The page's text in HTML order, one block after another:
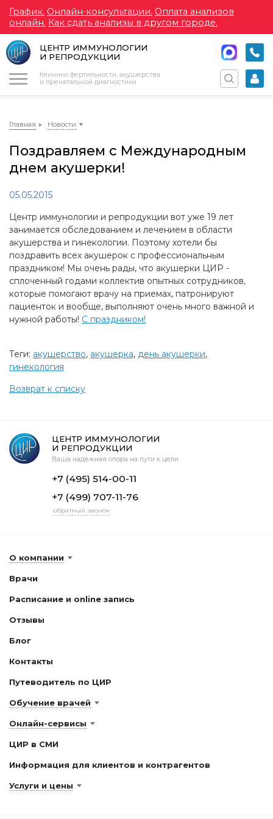
График. Онлайн-консультации. Оплата анализов
онлайн. Как сдать анализы в другом городе.
ЦЕНТР ИММУНОЛОГИИ
И РЕПРОДУКЦИИ
Клиники фертильности, акушерства
и пренатальной диагностики
Главная Новости
Поздравляем с Международным
днем акушерки!
05.05.2015
Центр иммунологии и репродукции вот уже 19 лет
занимается обследованием и лечением в области
акушерства и гинекологии. Поэтому хотели бы
поздравить всех акушерок с профессиональным
праздником! Мы очень рады, что акушерки ЦИР -
сплоченный годами коллектив опытных сотрудников,
которые помогают врачу на приемах, патронируют
пациенток и вообще, выполняют очень много важной и
нужной работы! С праздником!
Теги: акушерство, акушерка, день акушерки,
гинекология
Возврат к списку
ЦЕНТР ИММУНОЛОГИИ
И РЕПРОДУКЦИИ
Ваша надежная опора на пути к цели
+7 (495) 514-00-11
+7 (499) 707-11-76
обратный звонок
О компании
Врачи
Расписание и online запись
Отзывы
Блог
Контакты
Путеводитель по ЦИР
Обучение врачей
Онлайн-сервисы
ЦИР в СМИ
Информация для клиентов и контрагентов
Услуги и цены